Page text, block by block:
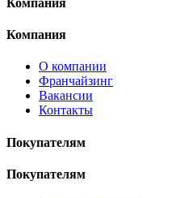
Компания
О компании
Франчайзинг
Вакансии
Контакты
Покупателям
Покупателям